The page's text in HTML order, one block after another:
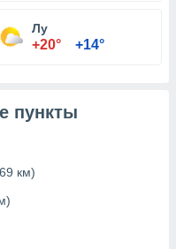
Лу
+20° +14°
пункты
км)